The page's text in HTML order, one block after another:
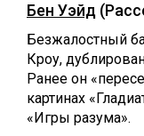
Бен Уэйд
Безжалостный
Кроу,
Ранее он
картинах
«Игры разума».